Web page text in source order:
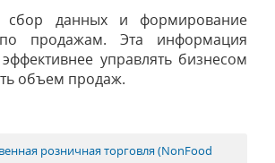
сбор данных и формирование
продажам. Эта информация
управлять бизнесом
объем продаж.
розничная торговля (NonFood